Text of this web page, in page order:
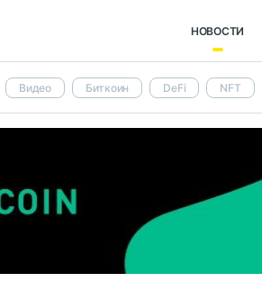
НОВОСТИ
Видео Биткоин DeFi NFT